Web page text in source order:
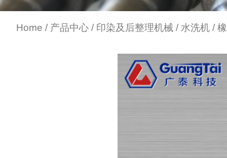
Home / 产品中心 / 印染及后整理机械 / 水洗机 /